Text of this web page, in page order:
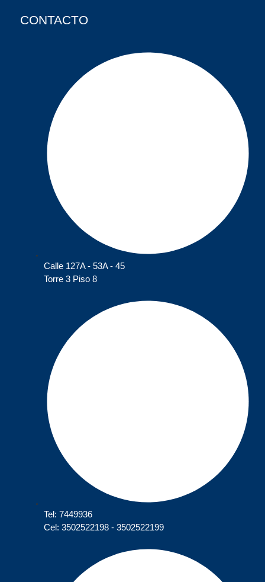
CONTACTO
Calle 127A - 53A - 45
Torre 3 Piso 8
Tel: 7449936
Cel: 3502522198 - 3502522199